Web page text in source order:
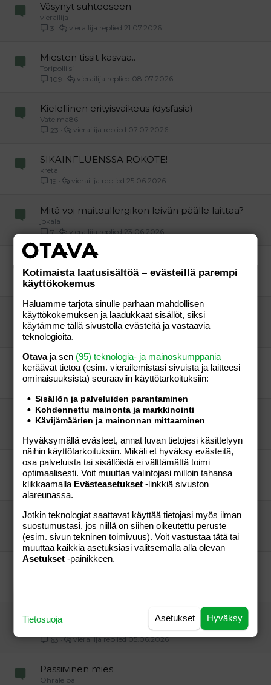
Väsynyt suhteeseen
vierailija
3
21.07.2026
vierailija
Miesten tissit kasvaa..
Toripolliisi
109
08.07.2026
vierailija
Kielellinen erityisvaikeus (dysfasia)
Vatelma86
23
07.07.2026
vierailija
SIKAINFLUENSSA ROKOTE!
kreta
19
25.06.2026
vierailija
Mitä voi maitoallergikon leivän päälle laittaa?
jokala
7
23.06.2026
vierailija
Vaimo huorannut, shoppailu addiktio.
Onserankkaa
14
vierailija
nikkeliallergia,missä ruoissa on jne?
Martza
17
19.06.2026
Maissi-allergia ja maissitärkkelys, jelppiä!
allergisen äiti
7
16.06.2026
vierailija
propral-lääkkeestä kysymys
taustalla
16.06.2026
vierailija
maissiallergia ja korvikkeet
hoomoilanen
13
13.06.2026
vierailija
hiivauute
kummastunut
15
10.06.2026
vierailija
koulutus
Miehen koulutus
63
05.06.2026
vierailija
Passiivinen mies
Ohraleipä
Kotimaista laatusisältöä – evästeillä parempi
käyttökokemus
Haluamme tarjota sinulle parhaan mahdollisen
käyttökokemuksen ja laadukkaat sisällöt, siksi
käytämme tällä sivustolla evästeitä ja vastaavia
teknologioita.
Otavaja sen (95) teknologia- ja mainoskumppania
keräävät tietoa (esim. vierailemis­tasi sivuista ja laitteesi
ominaisuuk­sista) seuraaviin käyttötarkoituksiin:
Sisällön ja palveluiden parantaminen
Kohdennettu mainonta ja markkinointi
Kävijämäärien ja mainonnan mittaaminen
Hyväksymällä evästeet, annat luvan tietojesi käsittelyyn
näihin käyttötarkoituksiin. Mikäli et hyväksy evästeitä,
osa palveluista tai sisällöistä ei välttämättä toimi
optimaalisesti. Voit muuttaa valintojasi milloin tahansa
klikkaamalla Evästeasetukset -linkkiä sivuston
alareunassa.
Jotkin teknologiat saattavat käyttää tietojasi myös ilman
suostumustasi, jos niillä on siihen oikeutettu peruste
(esim. sivun tekninen toimivuus). Voit vastustaa tätä tai
muuttaa kaikkia asetuksiasi valitsemalla alla olevan
Asetukset -painikkeen.
Hyväksy
Asetukset
Tietosuoja